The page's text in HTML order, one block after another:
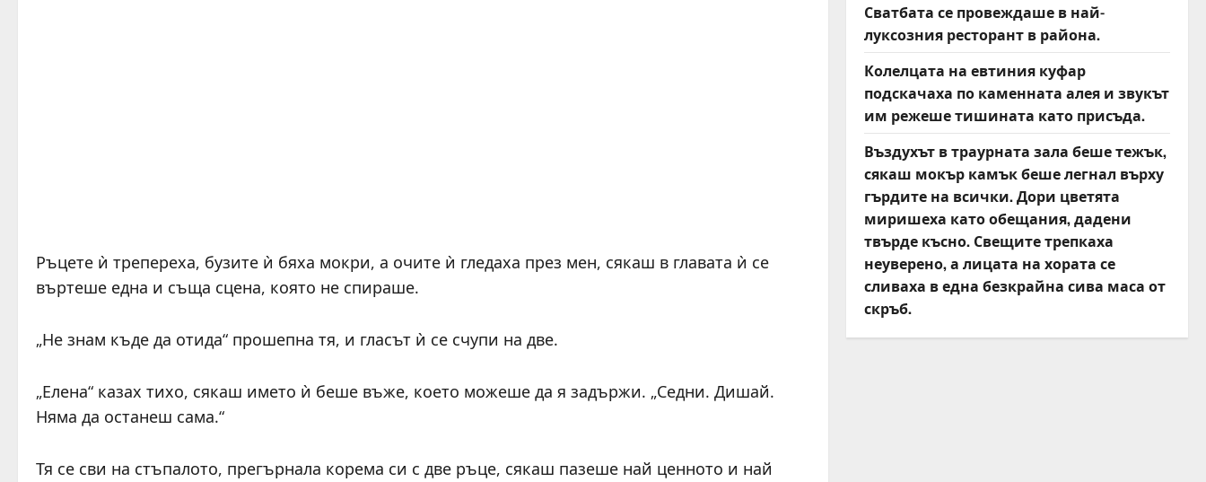
Ръцете ѝ трепереха, бузите ѝ бяха мокри, а очите ѝ гледаха през мен, сякаш в главата ѝ се
въртеше една и съща сцена, която не спираше.
„Не знам къде да отида“ прошепна тя, и гласът ѝ се счупи на две.
„Елена“ казах тихо, сякаш името ѝ беше въже, което можеше да я задържи. „Седни. Дишай.
Няма да останеш сама.“
Тя се сви на стъпалото, прегърнала корема си с две ръце, сякаш пазеше най ценното и най
Сватбата се провеждаше в най-
луксозния ресторант в района.
Колелцата на евтиния куфар
подскачаха по каменната алея и звукът
им режеше тишината като присъда.
Въздухът в траурната зала беше тежък,
сякаш мокър камък беше легнал върху
гърдите на всички. Дори цветята
миришеха като обещания, дадени
твърде късно. Свещите трепкаха
неуверено, а лицата на хората се
сливаха в една безкрайна сива маса от
скръб.